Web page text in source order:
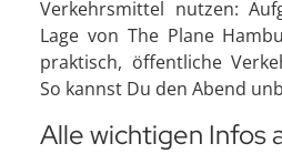
Verkehrsmittel nutzen:
Lage von The Plane
praktisch, öffentliche
So kannst Du den Abend
Alle wichtigen Infos